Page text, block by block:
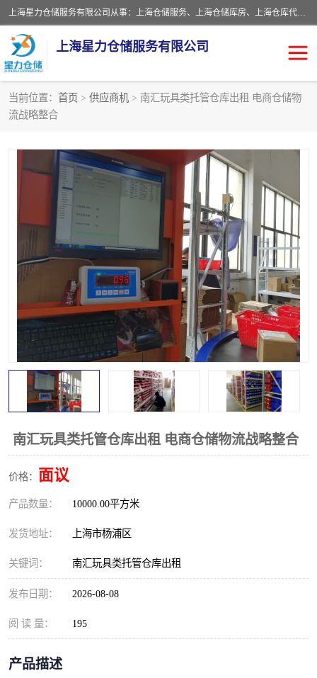
上海星力仓储服务有限公司从事：上海仓储服务、上海仓储库房、上海仓库代运营、上海仓库对外出租、上海仓库外包、上海三方仓储、上海电商仓储代发、上海电商代发货仓库、上海托管仓库、上海仓储配送。上海星力仓储服务有限公司现在拥有100个分仓、10万余平方的标准库房，精炼员工几百名，与几千家客户合作，公司已跻身上海仓储行业前列。欢迎来电咨询！
上海星力仓储服务有限公司
当前位置： 首页 > 供应商机 > 南汇玩具类托管仓库出租 电商仓储物
流战略整合
南汇玩具类托管仓库出租 电商仓储物流战略整合
价格： 面议
产品数量： 10000.00平方米
发货地址： 上海市杨浦区
关键词： 南汇玩具类托管仓库出租
发布日期： 2026-08-08
阅 读 量： 195
产品描述
上海仓库对外出租
上海仓储配送 上海仓库外包
上海仓库代运营 上海托管仓库
上海第三方仓储 上海仓储服务
仓储 上海电商代发货仓库
上海托管仓库